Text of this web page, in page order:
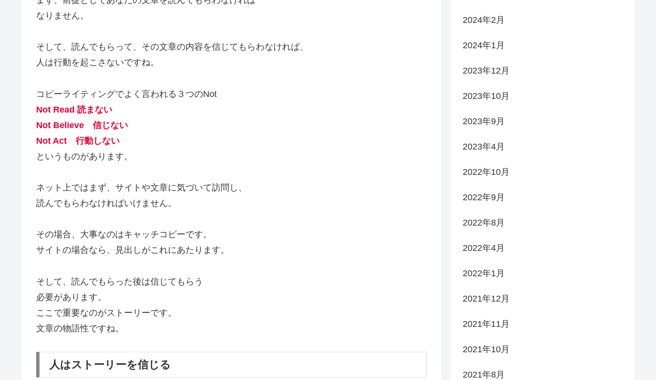
なりません。
そして、読んでもらって、その文章の内容を信じてもらわなければ、
人は行動を起こさないですね。
コピーライティングでよく言われる３つのNot
Not Read 読まない
Not Believe 信じない
Not Act 行動しない
というものがあります。
ネット上ではまず、サイトや文章に気づいて訪問し、
読んでもらわなければいけません。
その場合、大事なのはキャッチコピーです。
サイトの場合なら、見出しがこれにあたります。
そして、読んでもらった後は信じてもらう
必要があります。
ここで重要なのがストーリーです。
文章の物語性ですね。
人はストーリーを信じる
2024年2月
2024年1月
2023年12月
2023年10月
2023年9月
2023年4月
2022年10月
2022年9月
2022年8月
2022年4月
2022年1月
2021年12月
2021年11月
2021年10月
2021年8月